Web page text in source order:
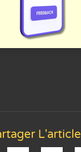
L'article